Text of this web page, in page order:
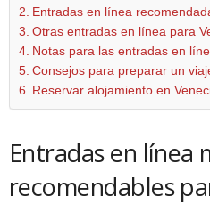
Entradas en línea
Otras entradas en línea para
Notas para las entradas en
Consejos para preparar un
Reservar alojamiento en
Entradas en línea
recomendables